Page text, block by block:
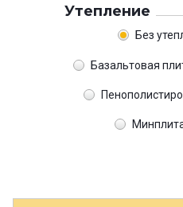
Утепление
Без
Базальтовая